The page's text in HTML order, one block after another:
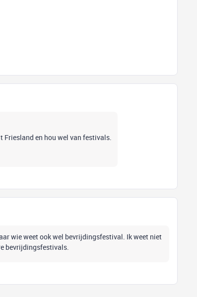
en hou wel van festivals.
wie weet ook wel bevrijdingsfestival. Ik weet niet
bevrijdingsfestivals.